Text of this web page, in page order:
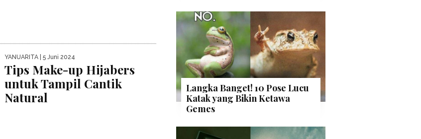
YANUARITA | 5 Juni 2024
Tips Make-up Hijabers
untuk Tampil Cantik
Natural
Langka Banget! 10 Pose Lucu
Katak yang Bikin Ketawa
Gemes